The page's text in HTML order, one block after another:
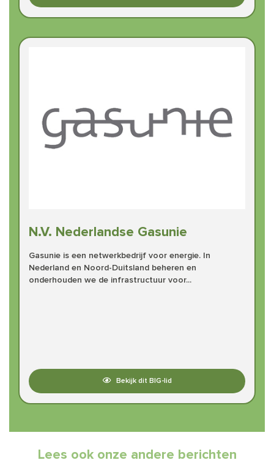
N.V. Nederlandse Gasunie
Gasunie is een netwerkbedrijf voor energie. In
Nederland en Noord-Duitsland beheren en
onderhouden we de infrastructuur voor...
Bekijk dit BIG-lid
Lees ook onze andere berichten